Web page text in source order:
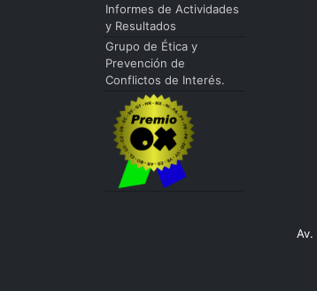
Informes de Actividades
y Resultados
Grupo de Ética y
Prevención de
Conflictos de Interés.
Av.